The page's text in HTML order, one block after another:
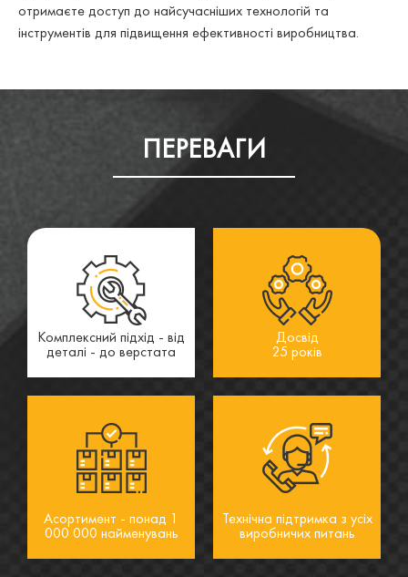
отримаєте доступ до найсучасніших технологій та
інструментів для підвищення ефективності виробництва.
ПЕРЕВАГИ
Комплексний підхід - від
деталі - до верстата
Досвід
25 років
Асортимент - понад 1
000 000 найменувань
Технічна підтримка з усіх
виробничих питань